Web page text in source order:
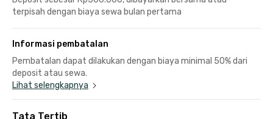
terpisah dengan biaya sewa bulan pertama
Informasi pembatalan
Pembatalan dapat dilakukan dengan biaya minimal 50% dari
deposit atau sewa.
Lihat selengkapnya
Tata Tertib